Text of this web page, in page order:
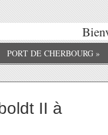
PORT DE CHERBOURG »
II à